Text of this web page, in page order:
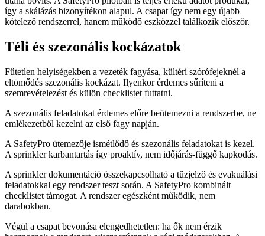
így a skálázás bizonyítékon alapul. A csapat így nem egy újabb
kötelező rendszerrel, hanem működő eszközzel találkozik először.
Téli és szezonális kockázatok
Fűtetlen helyiségekben a vezeték fagyása, kültéri szórófejeknél a
eltömődés szezonális kockázat. Ilyenkor érdemes sűríteni a
szemrevételezést és külön checklistet futtatni.
A szezonális feladatokat érdemes előre beütemezni a rendszerbe, ne
emlékezetből kezelni az első fagy napján.
A SafetyPro ütemezője ismétlődő és szezonális feladatokat is kezel.
A sprinkler karbantartás így proaktív, nem időjárás-függő kapkodás.
A sprinkler dokumentáció összekapcsolható a tűzjelző és evakuálási
feladatokkal egy rendszer teszt során. A SafetyPro kombinált
checklistet támogat. A rendszer egészként működik, nem
darabokban.
Végül a csapat bevonása elengedhetetlen: ha ők nem érzik